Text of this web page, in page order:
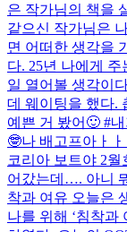
은 작가님의 책을
같으신 작가님은
면 어떠한 생각을
다. 25년 나에게
일 열어볼 생각이
데 웨이팅을 했다.
예쁜 거 봤어🙂 #
🤓나 배고프아ㅏ
코리아 보트야 2월
어갔는데…. 아니
착과 여유 오늘은
나를 위해 ‘침착과